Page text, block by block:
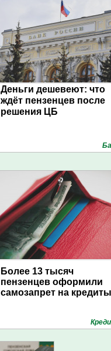
Деньги дешевеют: что
ждёт пензенцев после
решения ЦБ
Более 13 тысяч
пензенцев оформили
самозапрет на кредиты